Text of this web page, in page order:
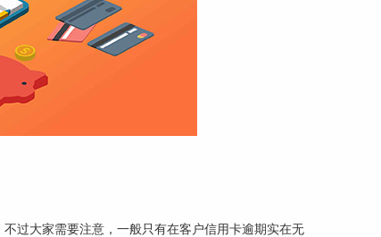
过大家需要注意，一般只有在客户信用卡逾期实在无